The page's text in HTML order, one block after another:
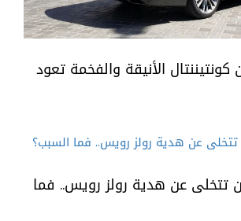
كونتيننتال الأنيقة والفخمة تعود
تتخلى عن هدية رولز رويس.. فما